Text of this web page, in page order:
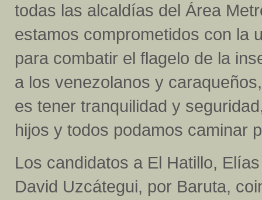
todas las alcaldías del Área
estamos comprometidos con la
para combatir el flagelo de la
a los venezolanos y
es tener tranquilidad y
hijos y todos podamos caminar
Los candidatos a El Hatillo,
David Uzcátegui, por Baruta,